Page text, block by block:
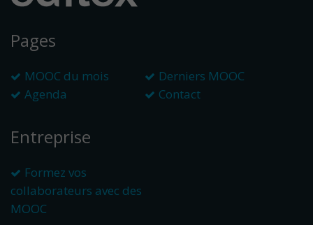
Pages
MOOC du mois
Derniers MOOC
Agenda
Contact
Entreprise
Formez vos
collaborateurs avec des
MOOC